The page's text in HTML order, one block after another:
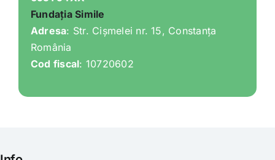
Fundația Simile
Adresa: Str. Cișmelei nr. 15, Constanța
România
Cod fiscal: 10720602